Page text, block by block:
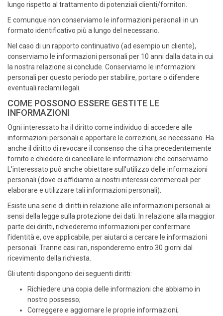
lungo rispetto al trattamento di potenziali clienti/fornitori.
E comunque non conserviamo le informazioni personali in un
formato identificativo più a lungo del necessario.
Nel caso di un rapporto continuativo (ad esempio un cliente),
conserviamo le informazioni personali per 10 anni dalla data in cui
la nostra relazione si conclude. Conserviamo le informazioni
personali per questo periodo per stabilire, portare o difendere
eventuali reclami legali.
COME POSSONO ESSERE GESTITE LE
INFORMAZIONI
Ogni interessato ha il diritto come individuo di accedere alle
informazioni personali e apportare le correzioni, se necessario. Ha
anche il diritto di revocare il consenso che ci ha precedentemente
fornito e chiedere di cancellare le informazioni che conserviamo.
L'interessato può anche obiettare sull'utilizzo delle informazioni
personali (dove ci affidiamo ai nostri interessi commerciali per
elaborare e utilizzare tali informazioni personali).
Esiste una serie di diritti in relazione alle informazioni personali ai
sensi della legge sulla protezione dei dati. In relazione alla maggior
parte dei diritti, richiederemo informazioni per confermare
l'identità e, ove applicabile, per aiutarci a cercare le informazioni
personali. Tranne casi rari, risponderemo entro 30 giorni dal
ricevimento della richiesta.
Gli utenti dispongono dei seguenti diritti:
Richiedere una copia delle informazioni che abbiamo in
nostro possesso;
Correggere e aggiornare le proprie informazioni;